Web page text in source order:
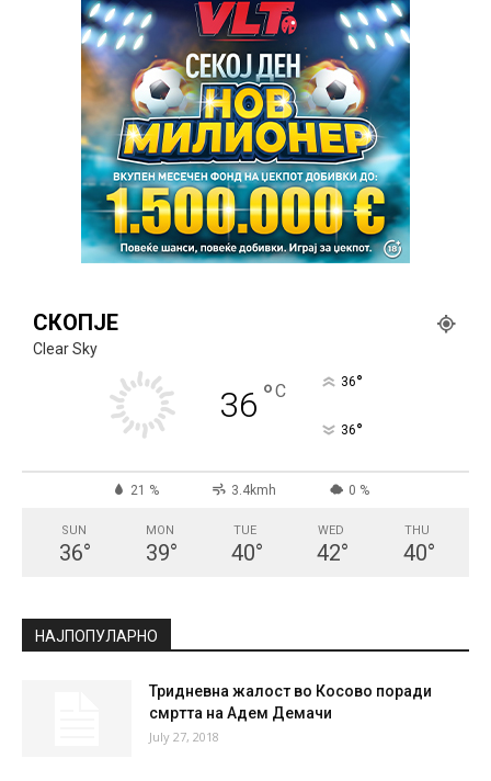
СКОПЈЕ
Clear Sky
36 °C 36°
36°
21 % 3.4kmh 0 %
SUN
36°
MON
39°
TUE
40°
WED
42°
THU
40°
НАЈПОПУЛАРНО
Тридневна жалост во Косово поради
смртта на Адем Демачи
July 27, 2018